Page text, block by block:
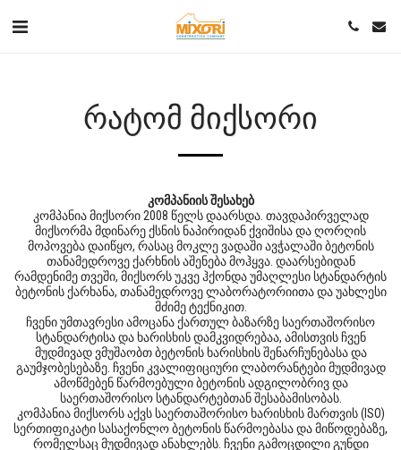
ᲠᲐᲢᲝᲛ ᲛᲘᲥᲡᲝᲠᲘ
კომპანიის შესახებ
კომპანია მიქსორი 2008 წელს დაარსდა. თავდაპირველად
მიქსორმა მდინარე ქსნის ნაპირიდან ქვიშისა და ღორღის
მოპოვება დაიწყო, რასაც მოკლე ვადაში ავჭალაში ბეტონის
თანამედროვე ქარხნის აშენება მოჰყვა. დაარსებიდან
რამდენიმე თვეში, მიქსორს უკვე ჰქონდა უმაღლესი სტანდარტის
ბეტონის ქარხანა, თანამედროვე ლაბორატორიითა და უახლესი
მძიმე ტექნიკით.
ჩვენი უმთავრესი ამოცანა ქართულ ბაზარზე საერთაშორისო
სტანდარტისა და ხარისხის დამკვიდრებაა, ამისთვის ჩვენ
მუდმივად ვმუშაობთ ბეტონის ხარისხის შენარჩუნებასა და
გაუმჯობესებაზე. ჩვენი კვალიფიციური ლაბორანტები მუდმივად
ამოწმებენ წარმოებული ბეტონის ადგილობრივ და
საერთაშორისო სტანდარტებთან შესაბამისობას.
კომპანია მიქსორს აქვს საერთაშორისო ხარისხის მართვის (ISO)
სერთიფიკატი სასაქონლო ბეტონის წარმოებასა და მიწოდებაზე,
რომელსაც მუდმივად ანახლებს. ჩვენი გამოცდილი გუნდი